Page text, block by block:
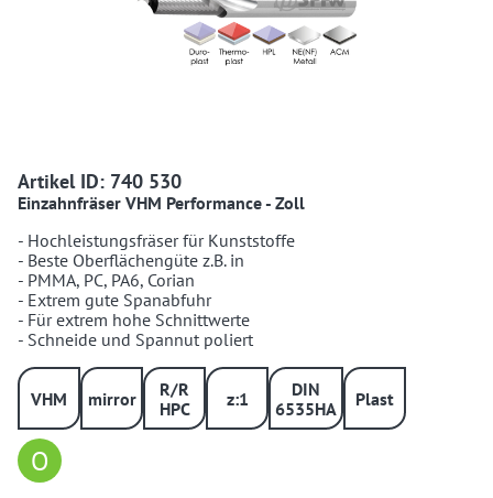
Artikel ID: 740 530740530 740530 740530
Einzahnfräser VHM Performance - Zoll
- Hochleistungsfräser für Kunststoffe
- Beste Oberflächengüte z.B. in
- PMMA, PC, PA6, Corian
- Extrem gute Spanabfuhr
- Für extrem hohe Schnittwerte
- Schneide und Spannut poliert
VHM mirror
R/R
HPC
z:1
DIN
6535HA
Plast
O